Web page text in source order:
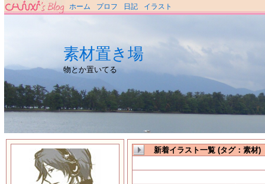
ホーム プロフ 日記 イラスト
素材置き場
物とか置いてる
新着イラスト一覧 (タグ：素材)